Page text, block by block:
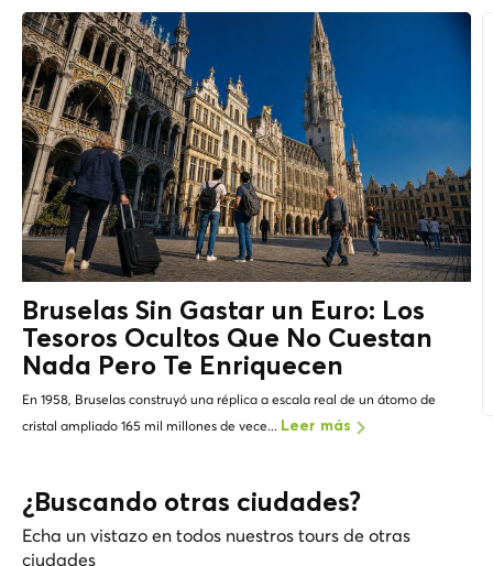
Bruselas Sin Gastar un Euro: Los
Tesoros Ocultos Que No Cuestan
Nada Pero Te Enriquecen
En 1958, Bruselas construyó una réplica a escala real de un átomo de
cristal ampliado 165 mil millones de vece... Leer más
¿Buscando otras ciudades?
Echa un vistazo en todos nuestros tours de otras
ciudades